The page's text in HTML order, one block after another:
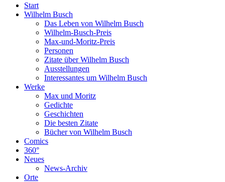
Start
Wilhelm Busch
Das Leben von Wilhelm Busch
Wilhelm-Busch-Preis
Max-und-Moritz-Preis
Personen
Zitate über Wilhelm Busch
Ausstellungen
Interessantes um Wilhelm Busch
Werke
Max und Moritz
Gedichte
Geschichten
Die besten Zitate
Bücher von Wilhelm Busch
Comics
360°
Neues
News-Archiv
Orte